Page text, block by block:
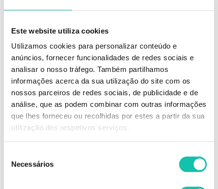
Este website utiliza cookies
Utilizamos cookies para personalizar conteúdo e
anúncios, fornecer funcionalidades de redes sociais e
analisar o nosso tráfego. Também partilhamos
informações acerca da sua utilização do site com os
nossos parceiros de redes sociais, de publicidade e de
análise, que as podem combinar com outras informações
que lhes forneceu ou recolhidas por estes a partir da sua
utilização dos respetivos serviços.
Necessários
O óleo da semente de Urucum tem um teor seis vezes mais elevado de
bronzeador natural, intensificando e mantendo o bronzeado por mais
tempo. Confere assim à pele um belo tom dourado.
Comprar Óleo bronzeador Urucum REAL NATURA MELHOR PREÇO |
Comprar REAL NATURA Óleo bronzeador Urucum MELHOR PREÇO |